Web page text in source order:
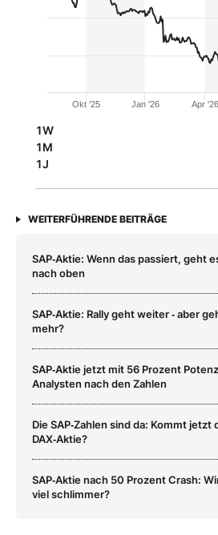
Okt '25 Jan '26 Apr '26
1W
1M
1J
WEITERFÜHRENDE BEITRÄGE
SAP‑Aktie: Wenn das passiert, geht
nach oben
SAP‑Aktie: Rally geht weiter ‑ aber
mehr?
SAP‑Aktie jetzt mit 56 Prozent
Analysten nach den Zahlen
Die SAP‑Zahlen sind da: Kommt
DAX‑Aktie?
SAP‑Aktie nach 50 Prozent Crash:
viel schlimmer?